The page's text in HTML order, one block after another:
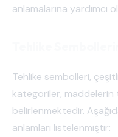
anlamalarına yardımcı
Tehlike sembolleri,
kategoriler, maddelerin
belirlenmektedir.
anlamları listelenmiştir: